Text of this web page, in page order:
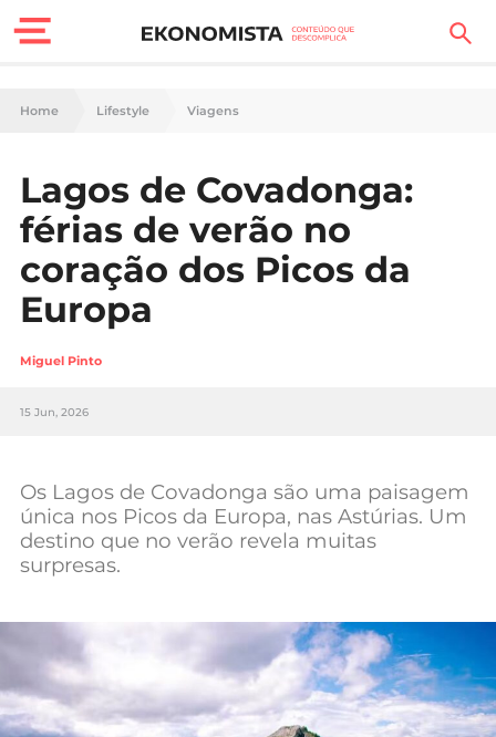
Finanças Pessoais
Carreira
Casa
Lifestyle
Sociedade
Tecnologia
Negócios
Mundial 2026
Home Lifestyle Viagens
Lagos de Covadonga:
férias de verão no
coração dos Picos da
Europa
Miguel Pinto
15 Jun, 2026
Os Lagos de Covadonga são uma paisagem
única nos Picos da Europa, nas Astúrias. Um
destino que no verão revela muitas
surpresas.